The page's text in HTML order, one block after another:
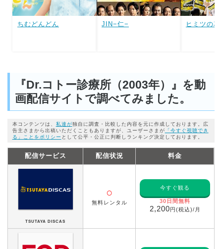
ちむどんどん JIN−仁− ヒミツの花
『Dr.コトー診療所（2003年）』を動
画配信サイトで調べてみました。
本コンテンツは、 私達が独自に調査・比較した内容を元に作成しております。広
告主さまから出稿いただくこともありますが、ユーザーさまが 「今すぐ視聴でき
る」ことをポリシー として公平・公正に判断しランキング決定しております。
配信サービス 配信状況 料金
TSUTAYA DISCAS
○
無料レンタル
今すぐ観る
30日間無料
2,200円(税込)/月